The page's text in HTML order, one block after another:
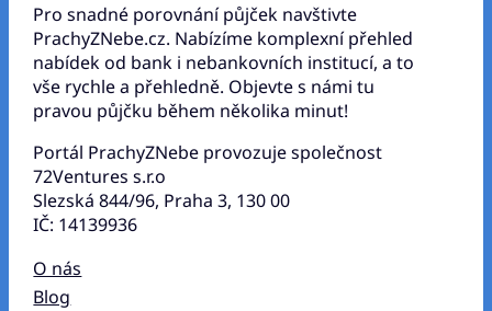
Pro snadné porovnání půjček navštivte
PrachyZNebe.cz. Nabízíme komplexní přehled
nabídek od bank i nebankovních institucí, a to
vše rychle a přehledně. Objevte s námi tu
pravou půjčku během několika minut!
Portál PrachyZNebe provozuje společnost
72Ventures s.r.o
Slezská 844/96, Praha 3, 130 00
IČ: 14139936
O nás
Blog